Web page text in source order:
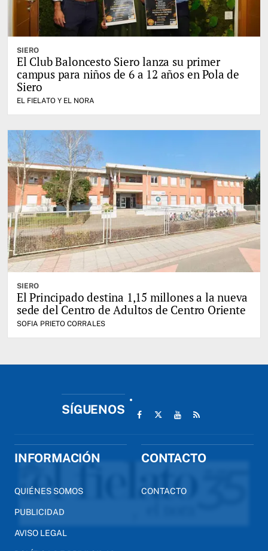
SIERO
El Club Baloncesto Siero lanza su primer
campus para niños de 6 a 12 años en Pola de
Siero
EL FIELATO Y EL NORA
SIERO
El Principado destina 1,15 millones a la nueva
sede del Centro de Adultos de Centro Oriente
SOFIA PRIETO CORRALES
SÍGUENOS
INFORMACIÓN
QUIÉNES SOMOS
PUBLICIDAD
AVISO LEGAL
CONTACTO
CONTACTO